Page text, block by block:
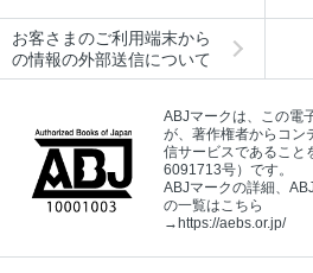
お客さまのご利用端末から
の情報の外部送信について
ABJマークは、この電
が、著作権者からコン
信サービスであること
6091713号）です。
ABJマークの詳細、
の一覧はこちら
→ https://aebs.or.jp/